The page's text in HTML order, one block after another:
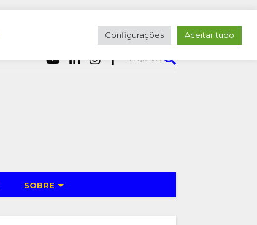
PESQUISAR
SOBRE
Configurações Aceitar tudo